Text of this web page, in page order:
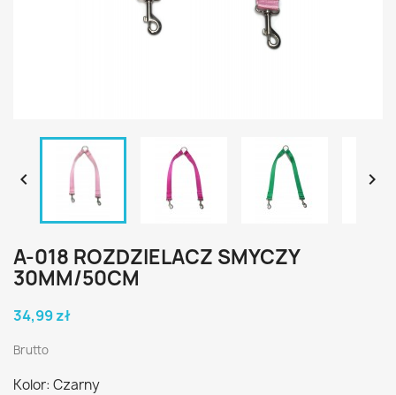
 
A-018 ROZDZIELACZ SMYCZY
30MM/50CM
34,99 zł
Brutto
Kolor: Czarny